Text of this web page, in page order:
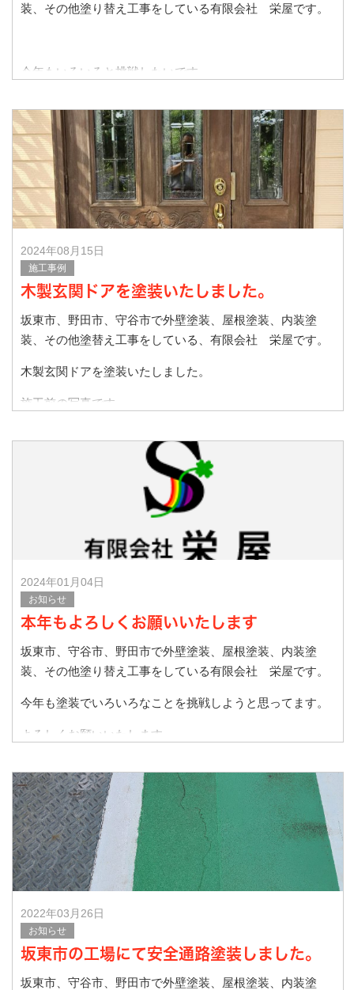
装、その他塗り替え工事をしている有限会社 栄屋です。
今年もいろいろと挑戦したいです
2024年08月15日
施工事例
木製玄関ドアを塗装いたしました。
坂東市、野田市、守谷市で外壁塗装、屋根塗装、内装塗
装、その他塗替え工事をしている、有限会社 栄屋です。
木製玄関ドアを塗装いたしました。
施工前の写真です。
2024年01月04日
お知らせ
本年もよろしくお願いいたします
坂東市、守谷市、野田市で外壁塗装、屋根塗装、内装塗
装、その他塗り替え工事をしている有限会社 栄屋です。
今年も塗装でいろいろなことを挑戦しようと思ってます。
よろしくお願いいたします
2022年03月26日
お知らせ
坂東市の工場にて安全通路塗装しました。
坂東市、守谷市、野田市で外壁塗装、屋根塗装、内装塗